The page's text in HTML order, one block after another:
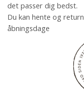
det passer dig bedst.
Du kan hente og
åbningsdage